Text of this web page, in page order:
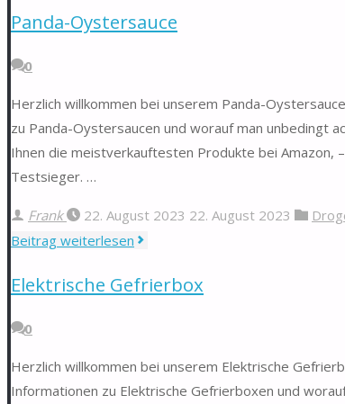
Kompakt"
Panda-Oystersauce
0
Herzlich willkommen bei unserem Panda-
zu Panda-Oystersaucen und worauf man unbedingt
Ihnen die meistverkauftesten Produkte bei Amazon,
Testsieger. …
Frank 22. August 2023 22. August 2023
Beitrag weiterlesen "Panda-
Elektrische Gefrierbox
0
Herzlich willkommen bei unserem Elektrische
Informationen zu Elektrische Gefrierboxen und